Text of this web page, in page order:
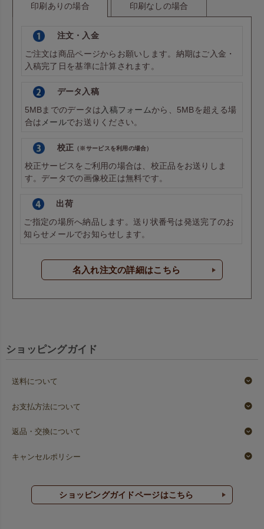
印刷ありの場合 印刷なしの場合
注文・入金
ご注文は商品ページからお願いします。納期はご入金・
入稿完了日を基準に計算されます。
データ入稿
5MBまでのデータは 入稿フォームから、5MBを超える場
合は メールでお送りください。
校正 （※サービスを利用の場合）
校正サービスをご利用の場合は、校正品をお送りしま
す。データでの画像校正は無料です。
出荷
ご指定の場所へ納品します。送り状番号は発送完了のお
知らせメールでお知らせします。
名入れ注文の詳細はこちら
ショッピングガイド
送料について
お支払方法について
返品・交換について
キャンセルポリシー
ショッピングガイドページはこちら